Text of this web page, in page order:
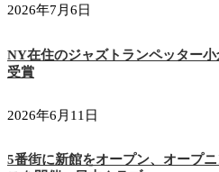
2026年7月6日
NY在住のジャズトランペッター
受賞
2026年6月11日
5番街に新館をオープン、オープ